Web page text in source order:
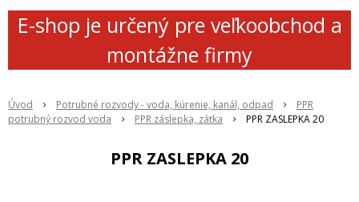
E-shop je určený pre veľkoobchod a
montážne firmy
Úvod Potrubné rozvody - voda, kúrenie, kanál, odpad
PPR
potrubný rozvod voda
PPR záslepka, zátka PPR ZASLEPKA 20
PPR ZASLEPKA 20